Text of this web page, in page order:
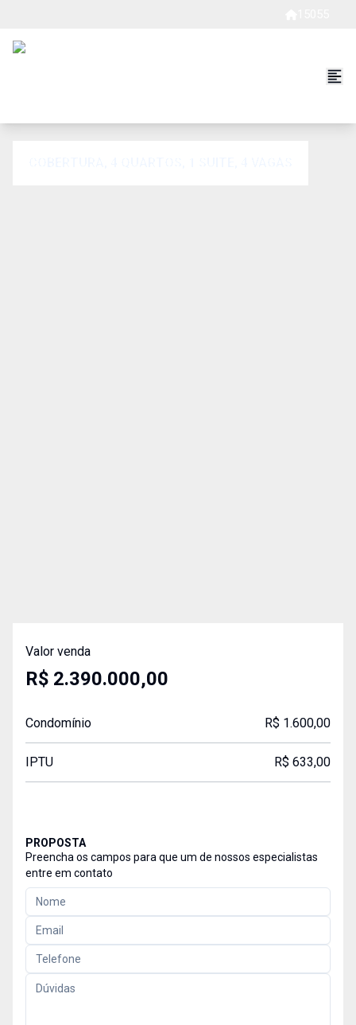
Valor venda
R$ 2.390.000,00
Condomínio R$ 1.600,00
IPTU R$ 633,00
PROPOSTA
Preencha os campos para que um de nossos especialistas
entre em contato